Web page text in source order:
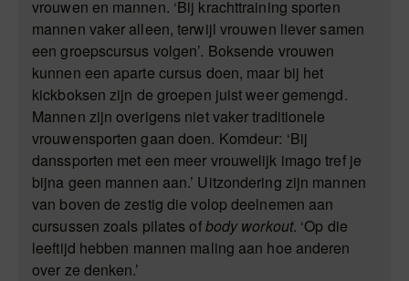
vrouwen en mannen. ‘Bij krachttraining sporten
mannen vaker alleen, terwijl vrouwen liever samen
een groepscursus volgen’. Boksende vrouwen
kunnen een aparte cursus doen, maar bij het
kickboksen zijn de groepen juist weer gemengd.
Mannen zijn overigens niet vaker traditionele
vrouwensporten gaan doen. Komdeur: ‘Bij
danssporten met een meer vrouwelijk imago tref je
bijna geen mannen aan.’ Uitzondering zijn mannen
van boven de zestig die volop deelnemen aan
cursussen zoals pilates ofbody workout. ‘Op die
leeftijd hebben mannen maling aan hoe anderen
over ze denken.’